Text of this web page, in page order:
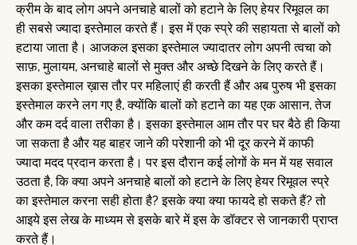
क्रीम के बाद लोग अपने अनचाहे बालों को हटाने के लिए हेयर रिमूवल का
ही सबसे ज्यादा इस्तेमाल करते हैं। इस में एक स्प्रे की सहायता से बालों को
हटाया जाता है। आजकल इसका इस्तेमाल ज्यादातर लोग अपनी त्वचा को
साफ़, मुलायम, अनचाहे बालों से मुक्त और अच्छे दिखने के लिए करते हैं।
इसका इस्तेमाल ख़ास तौर पर महिलाएं ही करती हैं और अब पुरुष भी इसका
इस्तेमाल करने लग गए है, क्योंकि बालों को हटाने का यह एक आसान, तेज
और कम दर्द वाला तरीका है। इसका इस्तेमाल आम तौर पर घर बैठे ही किया
जा सकता है और यह बाहर जाने की परेशानी को भी दूर करने में काफी
ज्यादा मदद प्रदान करता है। पर इस दौरान कई लोगों के मन में यह सवाल
उठता है, कि क्या अपने अनचाहे बालों को हटाने के लिए हेयर रिमूवल स्प्रे
का इस्तेमाल करना सही होता है? इसके क्या क्या फायदे हो सकते हैं? तो
आइये इस लेख के माध्यम से इसके बारे में इस के डॉक्टर से जानकारी प्राप्त
करते हैं।